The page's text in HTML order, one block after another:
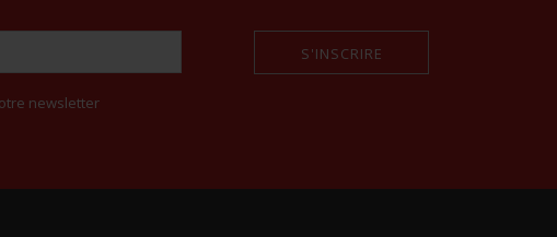
newsletter
S'INSCRIRE